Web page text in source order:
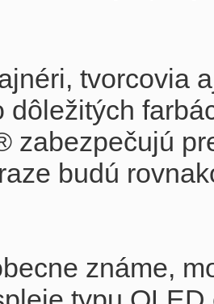
tvorcovia
dôležitých
zabezpečujú
budú
známe,